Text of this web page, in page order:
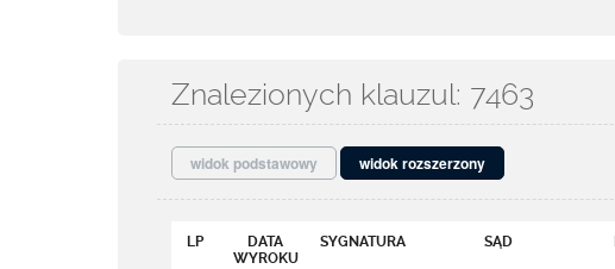
Znalezionych klauzul: 7463
widok podstawowy widok rozszerzony
LP
DATA
WYROKU
SYGNATURA SĄD